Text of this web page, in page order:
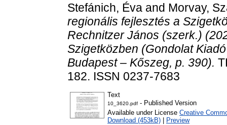
Stefánich, Éva and Morvay,
regionális fejlesztés a
Rechnitzer János (szerk.)
Szigetközben (Gondolat
Budapest – Kőszeg, p. 390).
182. ISSN 0237-7683
Text
10_3620.pdf - Published Version
Available under License Creative
Download (453kB)
Preview